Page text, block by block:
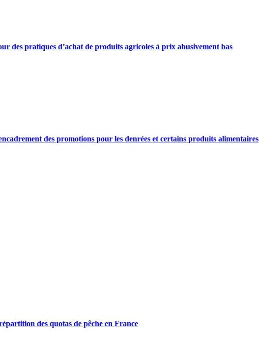
des pratiques d’achat de produits agricoles à prix abusivement bas
des promotions pour les denrées et certains produits alimentaires
des quotas de pêche en France